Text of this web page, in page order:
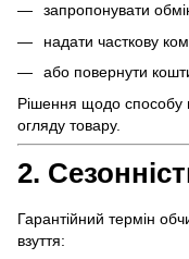
запропонувати
надати часткову
або повернути
Рішення щодо способу
огляду товару.
2.
Гарантійний термін
взуття: